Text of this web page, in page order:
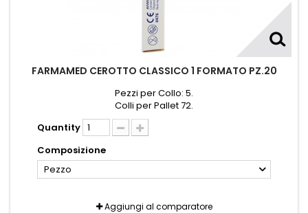
FARMAMED CEROTTO CLASSICO 1 FORMATO PZ.20
Pezzi per Collo: 5.
Colli per Pallet 72.
Quantity
Composizione
Pezzo
Aggiungi al comparatore